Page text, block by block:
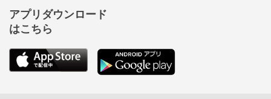
アプリダウンロード
はこちら